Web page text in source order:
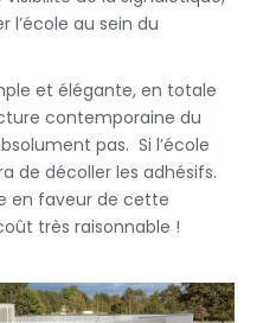
l’école au sein du
et élégante, en totale
contemporaine du
pas. Si l’école
de décoller les adhésifs.
en faveur de cette
très raisonnable !